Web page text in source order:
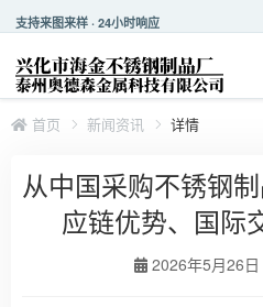
支持来图来样 · 24小时响应
首页 新闻资讯 详情
从中国采购不锈钢
应链优势、国际
2026年5月26日